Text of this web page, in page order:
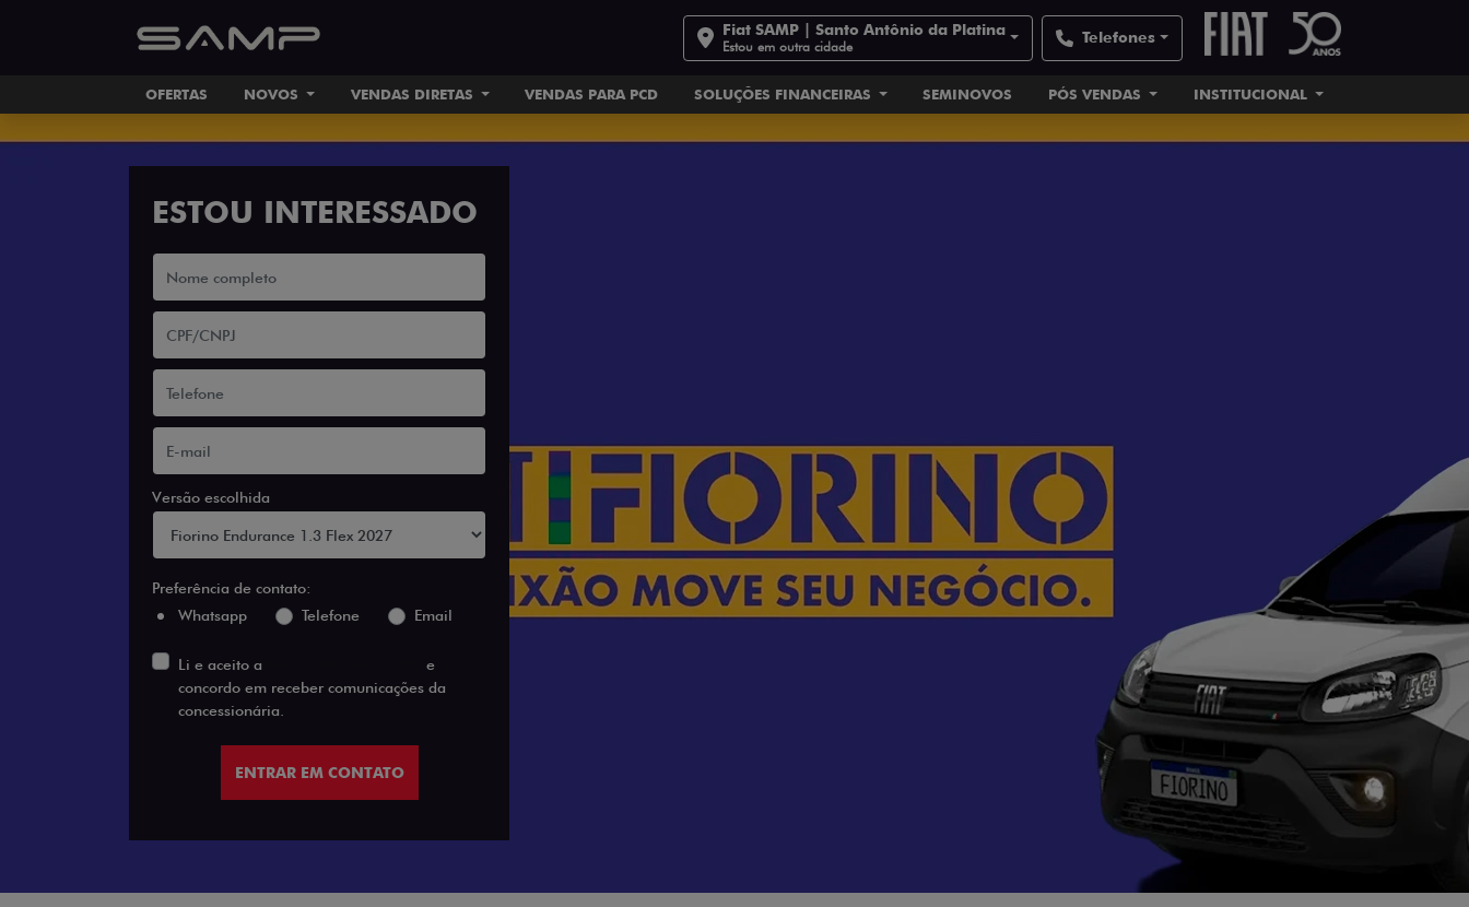
Fiat SAMP | Santo Antônio da Platina
Estou em outra cidade Telefones
OFERTAS NOVOS VENDAS DIRETAS VENDAS PARA PCD SOLUÇÕES FINANCEIRAS SEMINOVOS PÓS VENDAS INSTITUCIONAL
ESTOU INTERESSADO
Versão escolhida
Preferência de contato:
Whatsapp
Telefone Email
Li e aceito a
e
concordo em receber comunicações da
concessionária.
ENTRAR EM CONTATO